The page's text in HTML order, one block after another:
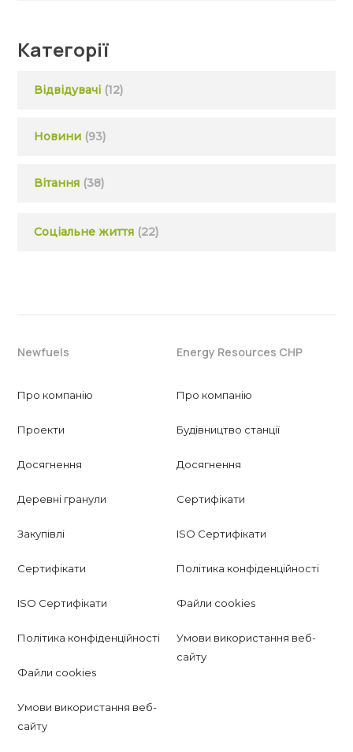
Категорії
Відвідувачі (12)
Новини (93)
Вітання (38)
Соціальне життя (22)
Newfuels
Про компанію
Проекти
Досягнення
Деревні гранули
Закупівлі
Сертифікати
ISO Сертифікати
Політика конфіденційності
Файли cookies
Умови використання веб-
сайту
Energy Resources CHP
Про компанію
Будівництво станції
Досягнення
Сертифікати
ISO Сертифікати
Політика конфіденційності
Файли cookies
Умови використання веб-
сайту